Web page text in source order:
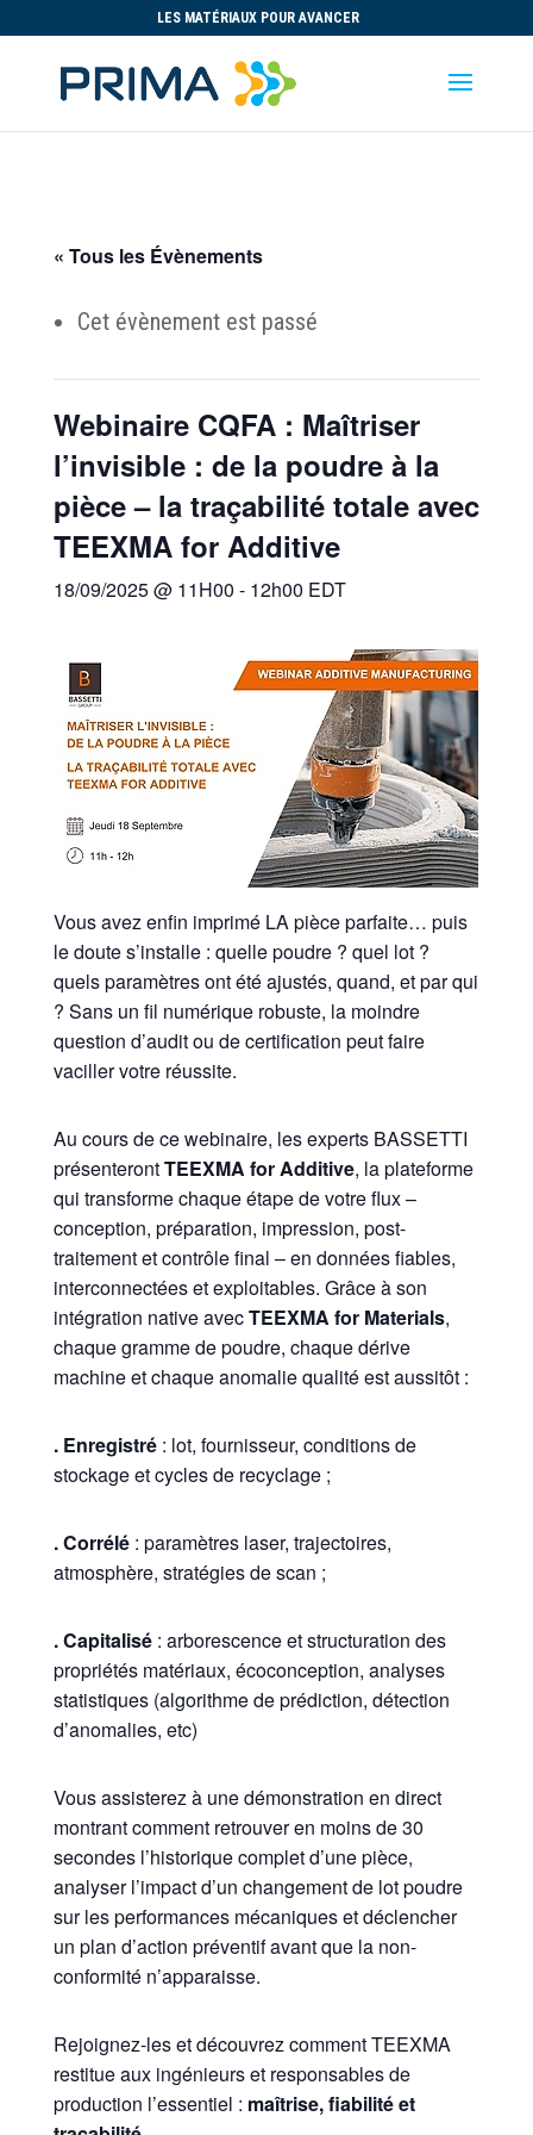
LES MATÉRIAUX POUR AVANCER
« Tous les Évènements
Cet évènement est passé
Webinaire CQFA : Maîtriser
l’invisible : de la poudre à la
pièce – la traçabilité totale avec
TEEXMA for Additive
18/09/2025 @ 11H00 - 12h00 EDT
Vous avez enfin imprimé LA pièce parfaite… puis
le doute s’installe : quelle poudre ? quel lot ?
quels paramètres ont été ajustés, quand, et par qui
? Sans un fil numérique robuste, la moindre
question d’audit ou de certification peut faire
vaciller votre réussite.
Au cours de ce webinaire, les experts BASSETTI
présenterontTEEXMA for Additive, la plateforme
qui transforme chaque étape de votre flux –
conception, préparation, impression, post-
traitement et contrôle final – en données fiables,
interconnectées et exploitables. Grâce à son
intégration native avecTEEXMA for Materials,
chaque gramme de poudre, chaque dérive
machine et chaque anomalie qualité est aussitôt :
. Enregistré: lot, fournisseur, conditions de
stockage et cycles de recyclage ;
. Corrélé: paramètres laser, trajectoires,
atmosphère, stratégies de scan ;
. Capitalisé: arborescence et structuration des
propriétés matériaux, écoconception, analyses
statistiques (algorithme de prédiction, détection
d’anomalies, etc)
Vous assisterez à une démonstration en direct
montrant comment retrouver en moins de 30
secondes l’historique complet d’une pièce,
analyser l’impact d’un changement de lot poudre
sur les performances mécaniques et déclencher
un plan d’action préventif avant que la non-
conformité n’apparaisse.
Rejoignez-les et découvrez comment TEEXMA
restitue aux ingénieurs et responsables de
production l’essentiel : maîtrise, fiabilité et